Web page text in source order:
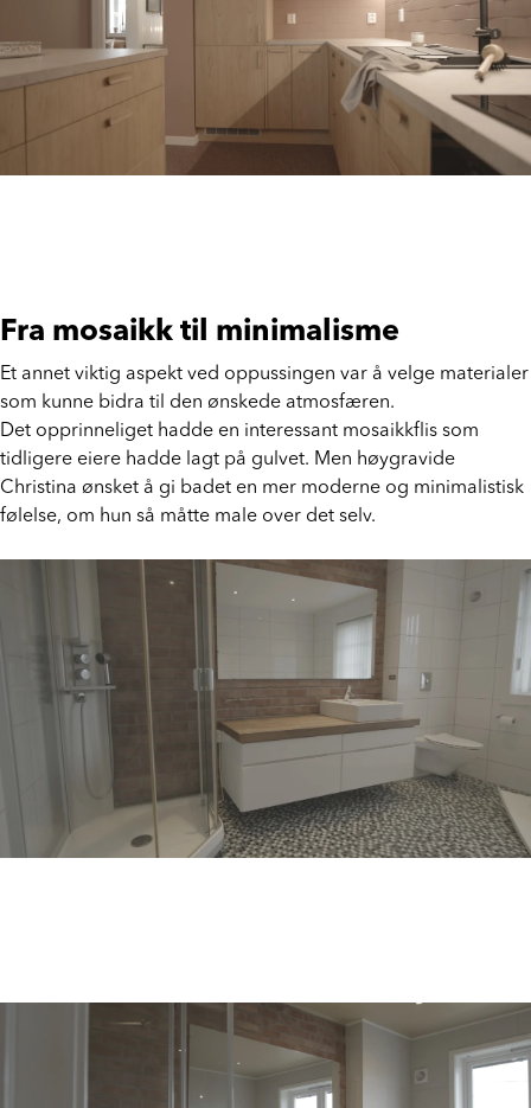
Fra mosaikk til minimalisme
Et annet viktig aspekt ved oppussingen var å velge materialer
som kunne bidra til den ønskede atmosfæren.
Det opprinneliget hadde en interessant mosaikkflis som
tidligere eiere hadde lagt på gulvet. Men høygravide
Christina ønsket å gi badet en mer moderne og minimalistisk
følelse, om hun så måtte male over det selv.